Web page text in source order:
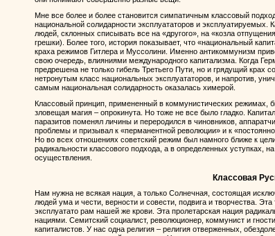
Мне все более и более становится симпатичным классовый
национальной солидарности эксплуататоров и
людей, склонных списывать все на «другого», на «козла
грешки). Более того, история показывает, что «национальный
краха режимов Гитлера и Муссолини. Именно антикоммунизм
свою очередь, влияниями международного капитализма. Когда
предрешена не только гибель Третьего Пути, но и грядущий
нетронутым класс национальных эксплуататоров, и напротив,
самым национальная солидарность оказалась химерой.
Классовый принцип, примененный в коммунистических режимах,
зловещая магия – опрокинута. Но тоже не все было гладко.
паразитов поменял личины и переродился в чиновников,
проблемы и призывал к «перманентной революции» и к
Но во всех отношениях советский режим был намного ближе к
радикальности классового подхода, а в определенных уступках,
осуществления.
Классовая
Нам нужна не всякая нация, а только Солнечная, состоящая
людей ума и чести, верности и совести, подвига и творчества.
эксплуатато рам нашей же крови. Эта пролетарская нация
нациями. Семитский социалист, революционер, коммунист и
капиталистов. У нас одна религия – религия отверженных,